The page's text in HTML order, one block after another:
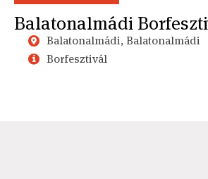
Balatonalmádi
Balatonalmádi, Balatonalmádi
Borfesztivál